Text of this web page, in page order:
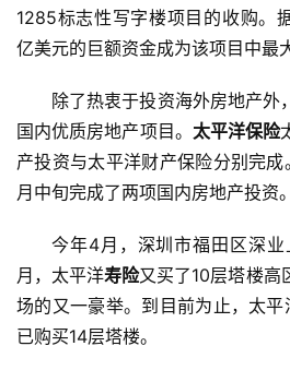
1285标志性写字楼项目的收购。
亿美元的巨额资金成为该项目中最
除了热衷于投资海外房地产外
国内优质房地产项目。 太平洋保险
产投资与太平洋财产保险分别完
月中旬完成了两项国内房地产投资。
今年4月，深圳市福田区深
月，太平洋寿险又买了10层塔楼高
场的又一豪举。到目前为止，太
已购买14层塔楼。